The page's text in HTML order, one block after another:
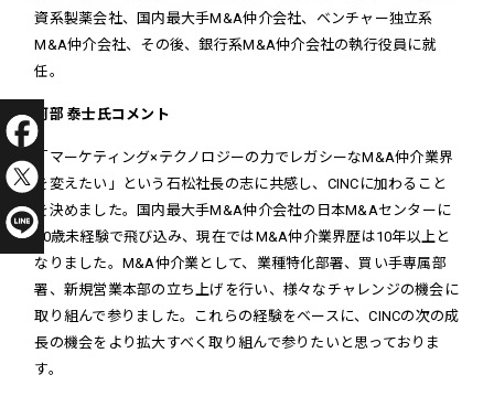
資系製薬会社、国内最大手M&A仲介会社、ベンチャー独立系
M&A仲介会社、その後、銀行系M&A仲介会社の執行役員に就
任。
阿部 泰士氏コメント
「マーケティング×テクノロジーの力でレガシーなM&A仲介業界
を変えたい」という石松社長の志に共感し、CINCに加わること
を決めました。国内最大手M&A仲介会社の日本M&Aセンターに
30歳未経験で飛び込み、現在ではM&A仲介業界歴は10年以上と
なりました。M&A仲介業として、業種特化部署、買い手専属部
署、新規営業本部の立ち上げを行い、様々なチャレンジの機会に
取り組んで参りました。これらの経験をベースに、CINCの次の成
長の機会をより拡大すべく取り組んで参りたいと思っておりま
す。